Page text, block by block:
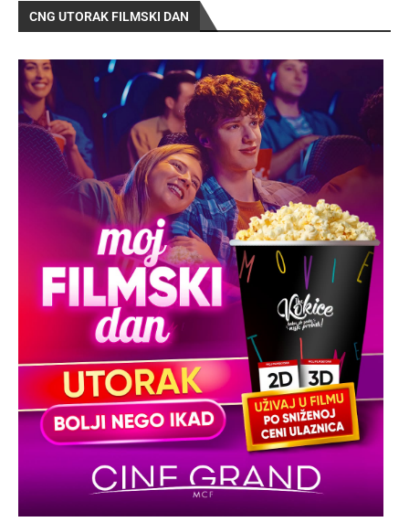
CNG UTORAK FILMSKI DAN